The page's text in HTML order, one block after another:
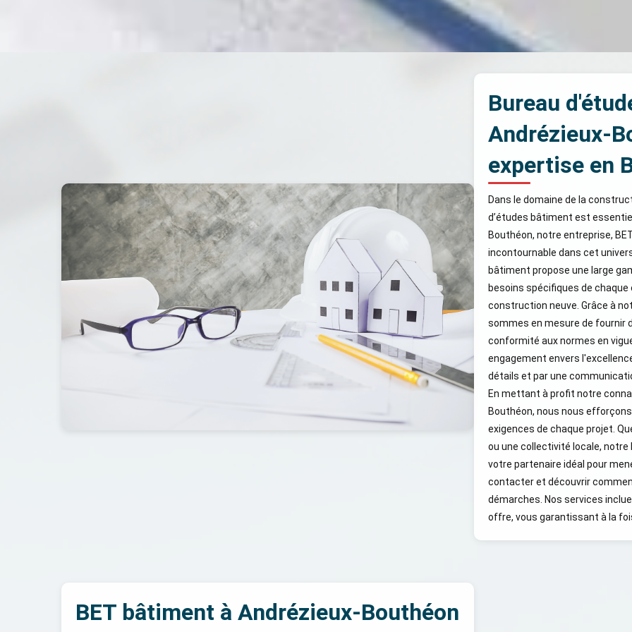
Bureau
Andrézieux-
expertise en
Dans le domaine de la
d’études bâtiment est
Bouthéon, notre entreprise,
incontournable dans cet
bâtiment propose une large
besoins spécifiques de
construction neuve. Grâce à
sommes en mesure de fournir
conformité aux normes en
engagement envers
détails et par une
En mettant à profit notre
Bouthéon, nous nous
exigences de chaque projet.
ou une collectivité locale,
votre partenaire idéal pour
contacter et découvrir
démarches. Nos services
offre, vous garantissant à la
BET bâtiment à Andrézieux-Bouthéon